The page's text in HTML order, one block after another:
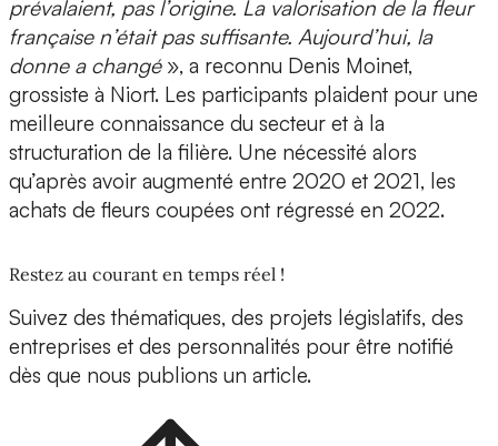
prévalaient, pas l’origine. La valorisation de la fleur
française n’était pas suffisante. Aujourd’hui, la
donne a changé», a reconnu Denis Moinet,
grossiste à Niort. Les participants plaident pour une
meilleure connaissance du secteur et à la
structuration de la filière. Une nécessité alors
qu’après avoir augmenté entre 2020 et 2021, les
achats de fleurs coupées ont régressé en 2022.
Restez au courant en temps réel !
Suivez des thématiques, des projets législatifs, des
entreprises et des personnalités pour être notifié
dès que nous publions un article.